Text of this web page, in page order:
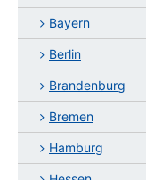
Bayern
Berlin
Brandenburg
Bremen
Hamburg